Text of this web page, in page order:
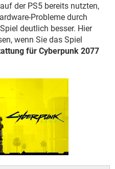
der PS5 bereits nutzten,
Probleme durch
deutlich besser. Hier
wenn Sie das Spiel
für Cyberpunk 2077